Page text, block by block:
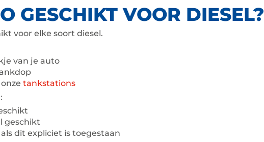
GESCHIKT VOOR DIESEL?
voor elke soort diesel.
van je auto
tankstations
geschikt
dit expliciet is toegestaan